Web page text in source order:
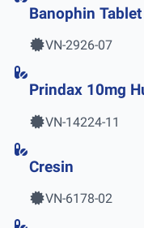
Banophin Tablet
VN-2926-07
Prindax 10mg
VN-14224-11
Cresin
VN-6178-02